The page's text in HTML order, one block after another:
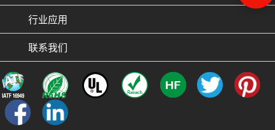
行业应用
联系我们